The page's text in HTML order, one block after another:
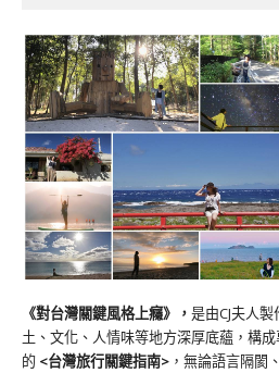
《對台灣關鍵風格上癮》 ， 是由CJ夫人
土、文化、人情味等地方深厚底蘊，構
的 <台灣旅行關鍵指南> ，無論語言隔閡